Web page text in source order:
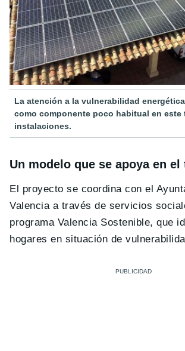
La atención a la vulnerabilidad
como componente poco habitual en este
instalaciones.
Un modelo que se apoya en
El proyecto se coordina con el
Valencia a través de servicios
programa Valencia Sostenible, que
hogares en situación de